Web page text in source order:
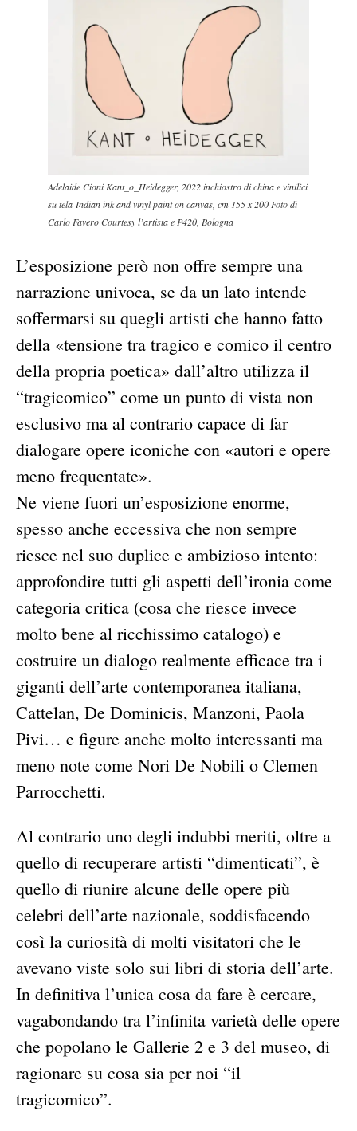
Adelaide Cioni Kant_o_Heidegger, 2022 inchiostro di china e vinilici
su tela-Indian ink and vinyl paint on canvas, cm 155 x 200 Foto di
Carlo Favero Courtesy l’artista e P420, Bologna
L’esposizione però non offre sempre una
narrazione univoca, se da un lato intende
soffermarsi su quegli artisti che hanno fatto
della «tensione tra tragico e comico il centro
della propria poetica» dall’altro utilizza il
“tragicomico” come un punto di vista non
esclusivo ma al contrario capace di far
dialogare opere iconiche con «autori e opere
meno frequentate».
Ne viene fuori un’esposizione enorme,
spesso anche eccessiva che non sempre
riesce nel suo duplice e ambizioso intento:
approfondire tutti gli aspetti dell’ironia come
categoria critica (cosa che riesce invece
molto bene al ricchissimo catalogo) e
costruire un dialogo realmente efficace tra i
giganti dell’arte contemporanea italiana,
Cattelan, De Dominicis, Manzoni, Paola
Pivi… e figure anche molto interessanti ma
meno note come Nori De Nobili o Clemen
Parrocchetti.
Al contrario uno degli indubbi meriti, oltre a
quello di recuperare artisti “dimenticati”, è
quello di riunire alcune delle opere più
celebri dell’arte nazionale, soddisfacendo
così la curiosità di molti visitatori che le
avevano viste solo sui libri di storia dell’arte.
In definitiva l’unica cosa da fare è cercare,
vagabondando tra l’infinita varietà delle opere
che popolano le Gallerie 2 e 3 del museo, di
ragionare su cosa sia per noi “il
tragicomico”.